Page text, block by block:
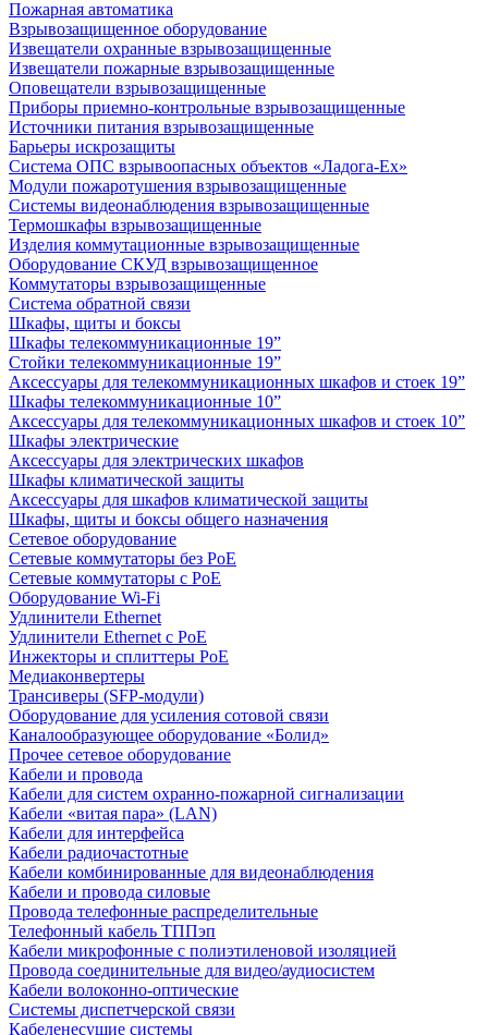
Пожарная автоматика
Взрывозащищенное оборудование
Извещатели охранные взрывозащищенные
Извещатели пожарные взрывозащищенные
Оповещатели взрывозащищенные
Приборы приемно-контрольные взрывозащищенные
Источники питания взрывозащищенные
Барьеры искрозащиты
Система ОПС взрывоопасных объектов «Ладога-Ex»
Модули пожаротушения взрывозащищенные
Системы видеонаблюдения взрывозащищенные
Термошкафы взрывозащищенные
Изделия коммутационные взрывозащищенные
Оборудование СКУД взрывозащищенное
Коммутаторы взрывозащищенные
Система обратной связи
Шкафы, щиты и боксы
Шкафы телекоммуникационные 19”
Стойки телекоммуникационные 19”
Аксессуары для телекоммуникационных шкафов и стоек 19”
Шкафы телекоммуникационные 10”
Аксессуары для телекоммуникационных шкафов и стоек 10”
Шкафы электрические
Аксессуары для электрических шкафов
Шкафы климатической защиты
Аксессуары для шкафов климатической защиты
Шкафы, щиты и боксы общего назначения
Сетевое оборудование
Сетевые коммутаторы без PoE
Сетевые коммутаторы с PoE
Оборудование Wi-Fi
Удлинители Ethernet
Удлинители Ethernet с PoE
Инжекторы и сплиттеры PoE
Медиаконвертеры
Трансиверы (SFP-модули)
Оборудование для усиления сотовой связи
Каналообразующее оборудование «Болид»
Прочее сетевое оборудование
Кабели и провода
Кабели для систем охранно-пожарной сигнализации
Кабели «витая пара» (LAN)
Кабели для интерфейса
Кабели радиочастотные
Кабели комбинированные для видеонаблюдения
Кабели и провода силовые
Провода телефонные распределительные
Телефонный кабель ТППэп
Кабели микрофонные с полиэтиленовой изоляцией
Провода соединительные для видео/аудиосистем
Кабели волоконно-оптические
Системы диспетчерской связи
Кабеленесущие системы